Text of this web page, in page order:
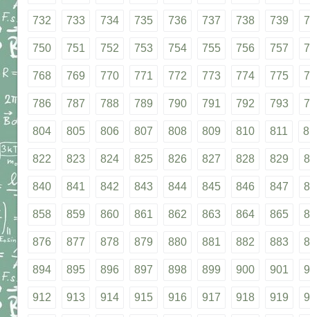
732 733 734 735 736 737 738 739
750 751 752 753 754 755 756 757
768 769 770 771 772 773 774 775
786 787 788 789 790 791 792 793
804 805 806 807 808 809 810 811
822 823 824 825 826 827 828 829
840 841 842 843 844 845 846 847
858 859 860 861 862 863 864 865
876 877 878 879 880 881 882 883
894 895 896 897 898 899 900 901
912 913 914 915 916 917 918 919